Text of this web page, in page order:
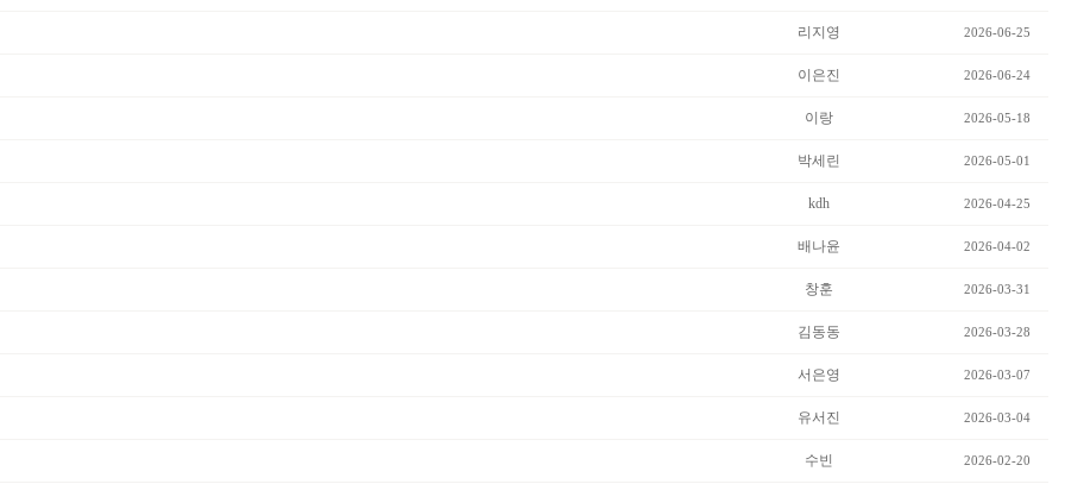
리지영 2026-06-25
이은진 2026-06-24
이랑 2026-05-18
박세린 2026-05-01
kdh 2026-04-25
배나윤 2026-04-02
창훈 2026-03-31
김동동 2026-03-28
서은영 2026-03-07
유서진 2026-03-04
수빈 2026-02-20